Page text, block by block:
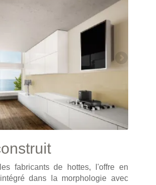
fabricants de hottes, l'offre en
dans la morphologie avec